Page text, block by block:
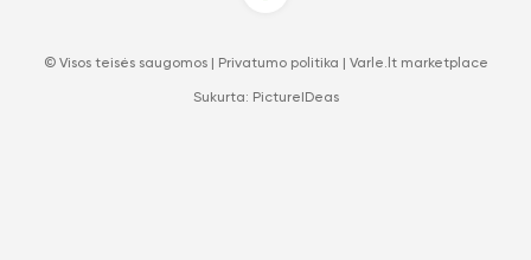
© Visos teisės saugomos | Privatumo politika Varle.lt marketplace
Sukurta: PictureIDeas